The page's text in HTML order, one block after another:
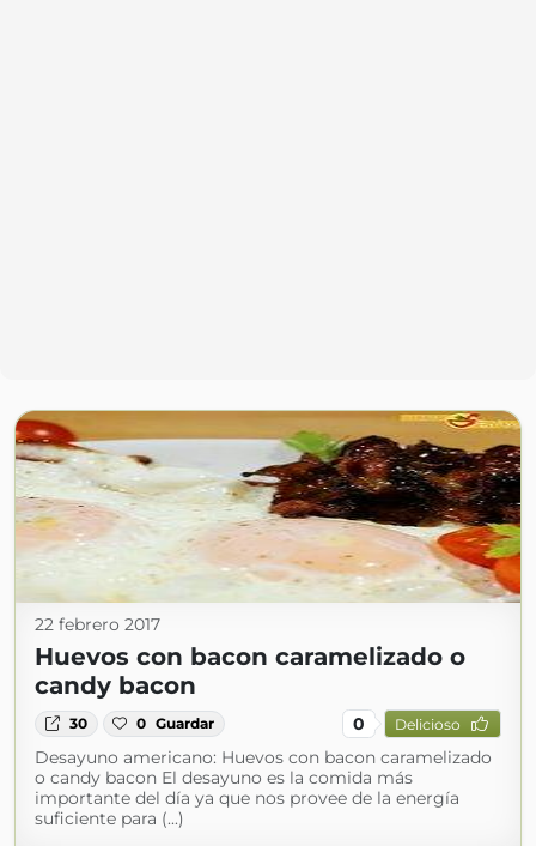
22 febrero 2017
Huevos con bacon caramelizado o
candy bacon
30 0 Guardar 0 Delicioso
Desayuno americano: Huevos con bacon caramelizado
o candy bacon El desayuno es la comida más
importante del día ya que nos provee de la energía
suficiente para (...)